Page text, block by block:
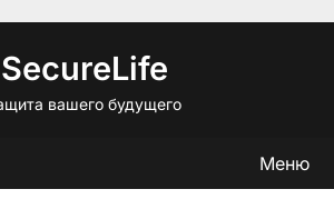
SecureLife
вашего будущего
Меню